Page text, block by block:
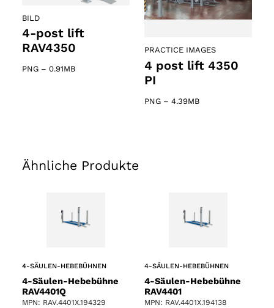
BILD
4-post lift
RAV4350
PNG – 0.91MB
PRACTICE IMAGES
4 post lift 4350
PI
PNG – 4.39MB
Ähnliche Produkte
4-SÄULEN-HEBEBÜHNEN
4-Säulen-Hebebühne
RAV4401Q
MPN: RAV.4401X.194329
4-SÄULEN-HEBEBÜHNEN
4-Säulen-Hebebühne
RAV4401
MPN: RAV.4401X.194138